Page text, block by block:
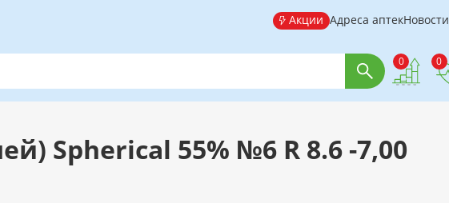
Акции Адреса аптекНовости
0 0
Spherical 55% №6 R 8.6 -7,00